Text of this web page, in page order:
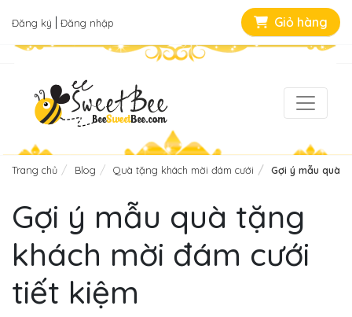
Đăng ký Đăng nhập Giỏ hàng
Trang chủ Blog Quà tặng khách mời đám cưới Gợi ý mẫu quà
Gợi ý mẫu quà tặng
khách mời đám cưới
tiết kiệm